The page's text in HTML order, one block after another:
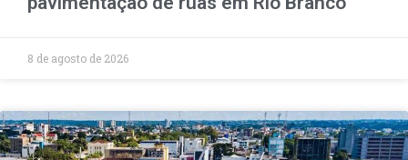
8 de agosto de 2026